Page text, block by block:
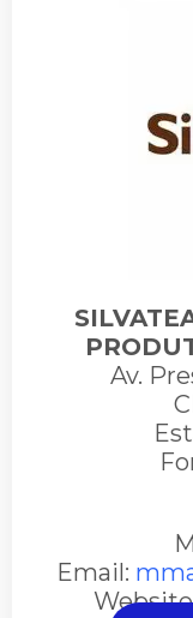
Av.
Email: